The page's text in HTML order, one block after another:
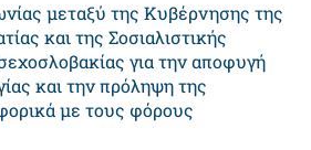
μεταξύ της Κυβέρνησης της
και της Σοσιαλιστικής
για την αποφυγή
και την πρόληψη της
με τους φόρους